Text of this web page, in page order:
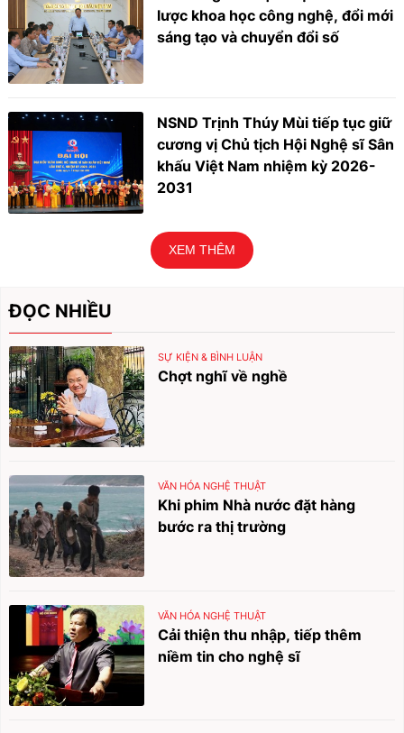
lược khoa học công nghệ, đổi mới
sáng tạo và chuyển đổi số
NSND Trịnh Thúy Mùi tiếp tục giữ
cương vị Chủ tịch Hội Nghệ sĩ Sân
khấu Việt Nam nhiệm kỳ 2026-
2031
XEM THÊM
ĐỌC NHIỀU
SỰ KIỆN & BÌNH LUẬN
Chợt nghĩ về nghề
VĂN HÓA NGHỆ THUẬT
Khi phim Nhà nước đặt hàng
bước ra thị trường
VĂN HÓA NGHỆ THUẬT
Cải thiện thu nhập, tiếp thêm
niềm tin cho nghệ sĩ